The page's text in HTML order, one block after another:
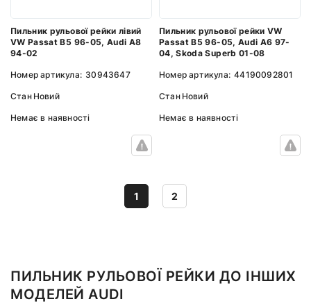
Пильник рульової рейки лівий
VW Passat B5 96-05, Audi A8
94-02
Номер артикула: 30943647
Стан Новий
Немає в наявності
Пильник рульової рейки VW
Passat B5 96-05, Audi A6 97-
04, Skoda Superb 01-08
Номер артикула: 44190092801
Стан Новий
Немає в наявності
1 2
ПИЛЬНИК РУЛЬОВОЇ РЕЙКИ ДО ІНШИХ
МОДЕЛЕЙ AUDI